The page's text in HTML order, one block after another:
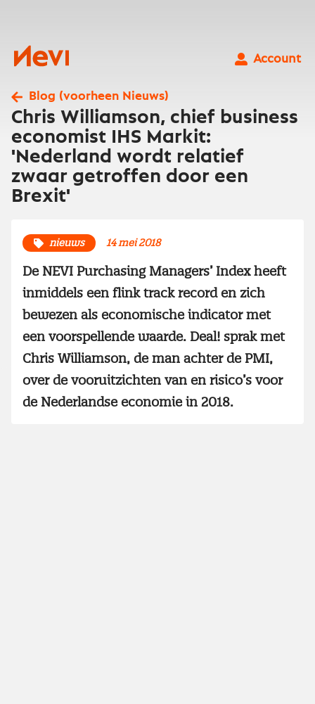
Nevi
Account
Blog (voorheen Nieuws)
Chris Williamson, chief business
economist IHS Markit:
'Nederland wordt relatief
zwaar getroffen door een
Brexit'
nieuws 14 mei 2018
De NEVI Purchasing Managers’ Index heeft
inmiddels een flink track record en zich
bewezen als economische indicator met
een voorspellende waarde. Deal! sprak met
Chris Williamson, de man achter de PMI,
over de vooruitzichten van en risico’s voor
de Nederlandse economie in 2018.